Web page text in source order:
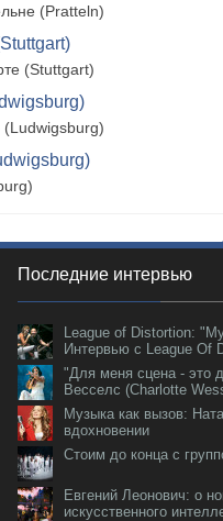
(Pratteln)
(Stuttgart)
(Ludwigsburg)
Последние интервью
League of Distortion:
Интервью с League Of
"Для меня сцена - это
Весселс (Charlotte
Музыка как вызов:
вдохновении
Стоим до конца с
Евгений Леонович: о
искусственного